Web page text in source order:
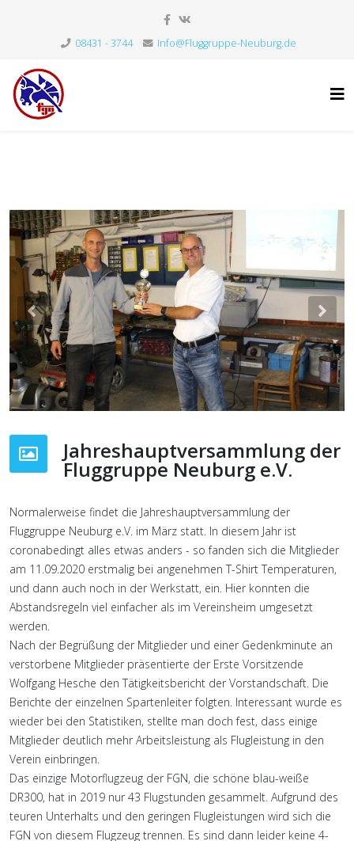
08431 - 3744 Info@Fluggruppe-Neuburg.de
Previous
Jahreshauptversammlung der
Fluggruppe Neuburg e.V.
Normalerweise findet die Jahreshauptversammlung der
Fluggruppe Neuburg e.V. im März statt. In diesem Jahr ist
coronabedingt alles etwas anders - so fanden sich die Mitglieder
am 11.09.2020 erstmalig bei angenehmen T-Shirt Temperaturen,
und dann auch noch in der Werkstatt, ein. Hier konnten die
Abstandsregeln viel einfacher als im Vereinsheim umgesetzt
werden.
Nach der Begrüßung der Mitglieder und einer Gedenkminute an
verstorbene Mitglieder präsentierte der Erste Vorsitzende
Wolfgang Hesche den Tätigkeitsbericht der Vorstandschaft. Die
Berichte der einzelnen Spartenleiter folgten. Interessant wurde es
wieder bei den Statistiken, stellte man doch fest, dass einige
Mitglieder deutlich mehr Arbeitsleistung als Flugleistung in den
Verein einbringen.
Das einzige Motorflugzeug der FGN, die schöne blau-weiße
DR300, hat in 2019 nur 43 Flugstunden gesammelt. Aufgrund des
teuren Unterhalts und den geringen Flugleistungen wird sich die
FGN von diesem Flugzeug trennen. Es sind dann leider keine 4-